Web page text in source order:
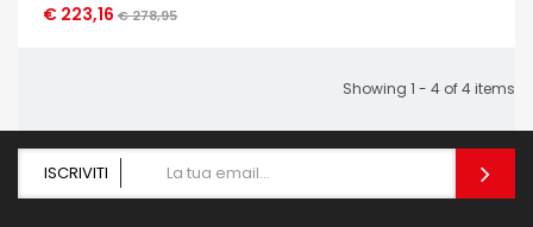
€ 223,16 € 278,95
OCCHIATA VELOCE
Showing 1 - 4 of 4 items
ISCRIVITI